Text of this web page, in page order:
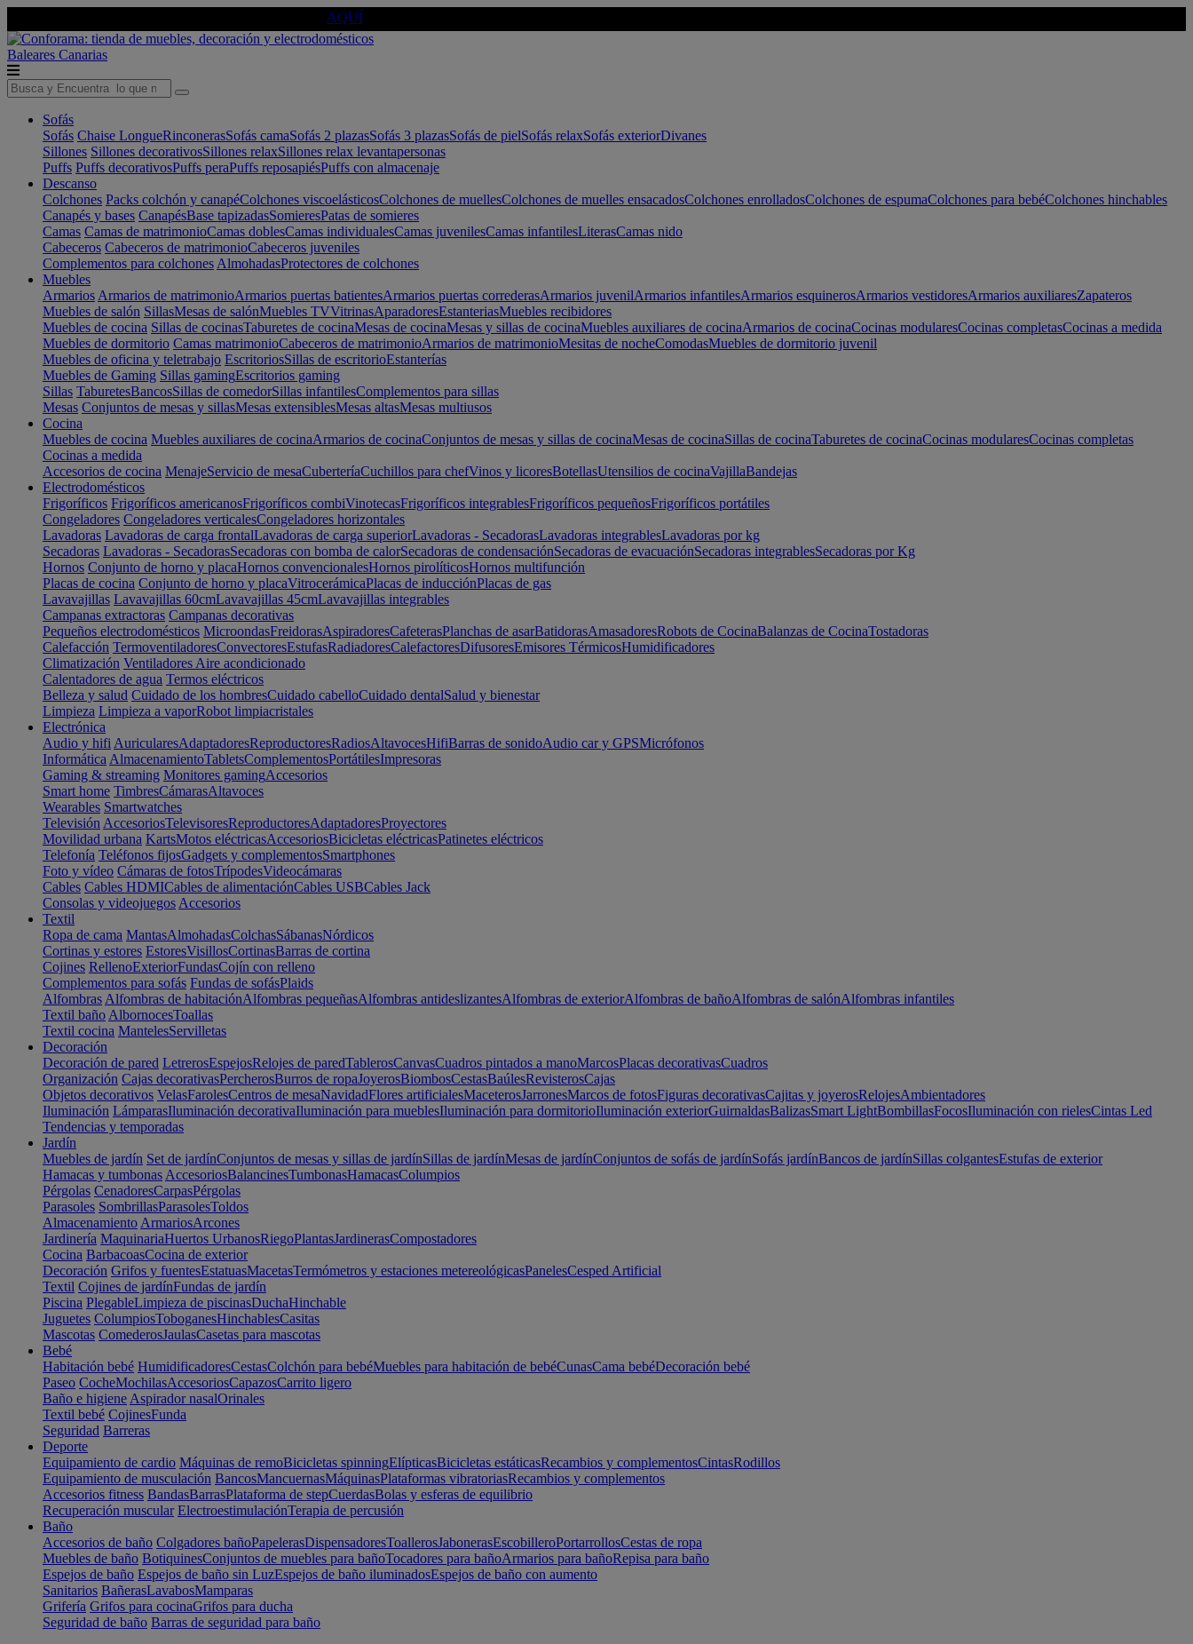
AQUÍ
Baleares Canarias
Sofás
Sofás Chaise LongueRinconerasSofás camaSofás 2 plazasSofás 3 plazasSofás de pielSofás relaxSofás exteriorDivanes
Sillones Sillones decorativosSillones relaxSillones relax levantapersonas
Puffs Puffs decorativosPuffs peraPuffs reposapiésPuffs con almacenaje
Descanso
Colchones Packs colchón y canapéColchones viscoelásticosColchones de muellesColchones de muelles ensacadosColchones enrolladosColchones de espumaColchones para bebéColchones hinchables
Canapés y bases CanapésBase tapizadasSomieresPatas de somieres
Camas Camas de matrimonioCamas doblesCamas individualesCamas juvenilesCamas infantilesLiterasCamas nido
Cabeceros Cabeceros de matrimonioCabeceros juveniles
Complementos para colchones AlmohadasProtectores de colchones
Muebles
Armarios Armarios de matrimonioArmarios puertas batientesArmarios puertas correderasArmarios juvenilArmarios infantilesArmarios esquinerosArmarios vestidoresArmarios auxiliaresZapateros
Muebles de salón SillasMesas de salónMuebles TVVitrinasAparadoresEstanteriasMuebles recibidores
Muebles de cocina Sillas de cocinasTaburetes de cocinaMesas de cocinaMesas y sillas de cocinaMuebles auxiliares de cocinaArmarios de cocinaCocinas modularesCocinas completasCocinas a medida
Muebles de dormitorio Camas matrimonioCabeceros de matrimonioArmarios de matrimonioMesitas de nocheComodasMuebles de dormitorio juvenil
Muebles de oficina y teletrabajo EscritoriosSillas de escritorioEstanterías
Muebles de Gaming Sillas gamingEscritorios gaming
Sillas TaburetesBancosSillas de comedorSillas infantilesComplementos para sillas
Mesas Conjuntos de mesas y sillasMesas extensiblesMesas altasMesas multiusos
Cocina
Muebles de cocina Muebles auxiliares de cocinaArmarios de cocinaConjuntos de mesas y sillas de cocinaMesas de cocinaSillas de cocinaTaburetes de cocinaCocinas modularesCocinas completas
Cocinas a medida
Accesorios de cocina MenajeServicio de mesaCuberteríaCuchillos para chefVinos y licoresBotellasUtensilios de cocinaVajillaBandejas
Electrodomésticos
Frigoríficos Frigoríficos americanosFrigoríficos combiVinotecasFrigoríficos integrablesFrigoríficos pequeñosFrigoríficos portátiles
Congeladores Congeladores verticalesCongeladores horizontales
Lavadoras Lavadoras de carga frontalLavadoras de carga superiorLavadoras - SecadorasLavadoras integrablesLavadoras por kg
Secadoras Lavadoras - SecadorasSecadoras con bomba de calorSecadoras de condensaciónSecadoras de evacuaciónSecadoras integrablesSecadoras por Kg
Hornos Conjunto de horno y placaHornos convencionalesHornos pirolíticosHornos multifunción
Placas de cocina Conjunto de horno y placaVitrocerámicaPlacas de inducciónPlacas de gas
Lavavajillas Lavavajillas 60cmLavavajillas 45cmLavavajillas integrables
Campanas extractoras Campanas decorativas
Pequeños electrodomésticos MicroondasFreidorasAspiradoresCafeterasPlanchas de asarBatidorasAmasadoresRobots de CocinaBalanzas de CocinaTostadoras
Calefacción TermoventiladoresConvectoresEstufasRadiadoresCalefactoresDifusoresEmisores TérmicosHumidificadores
Climatización Ventiladores Aire acondicionado
Calentadores de agua Termos eléctricos
Belleza y salud Cuidado de los hombresCuidado cabelloCuidado dentalSalud y bienestar
Limpieza Limpieza a vaporRobot limpiacristales
Electrónica
Audio y hifi AuricularesAdaptadoresReproductoresRadiosAltavocesHifiBarras de sonidoAudio car y GPSMicrófonos
Informática AlmacenamientoTabletsComplementosPortátilesImpresoras
Gaming & streaming Monitores gamingAccesorios
Smart home TimbresCámarasAltavoces
Wearables Smartwatches
Televisión AccesoriosTelevisoresReproductoresAdaptadoresProyectores
Movilidad urbana KartsMotos eléctricasAccesoriosBicicletas eléctricasPatinetes eléctricos
Telefonía Teléfonos fijosGadgets y complementosSmartphones
Foto y vídeo Cámaras de fotosTrípodesVideocámaras
Cables Cables HDMICables de alimentaciónCables USBCables Jack
Consolas y videojuegos Accesorios
Textil
Ropa de cama MantasAlmohadasColchasSábanasNórdicos
Cortinas y estores EstoresVisillosCortinasBarras de cortina
Cojines RellenoExteriorFundasCojín con relleno
Complementos para sofás Fundas de sofásPlaids
Alfombras Alfombras de habitaciónAlfombras pequeñasAlfombras antideslizantesAlfombras de exteriorAlfombras de bañoAlfombras de salónAlfombras infantiles
Textil baño AlbornocesToallas
Textil cocina MantelesServilletas
Decoración
Decoración de pared LetrerosEspejosRelojes de paredTablerosCanvasCuadros pintados a manoMarcosPlacas decorativasCuadros
Organización Cajas decorativasPercherosBurros de ropaJoyerosBiombosCestasBaúlesRevisterosCajas
Objetos decorativos VelasFarolesCentros de mesaNavidadFlores artificialesMaceterosJarronesMarcos de fotosFiguras decorativasCajitas y joyerosRelojesAmbientadores
Iluminación LámparasIluminación decorativaIluminación para mueblesIluminación para dormitorioIluminación exteriorGuirnaldasBalizasSmart LightBombillasFocosIluminación con rielesCintas Led
Tendencias y temporadas
Jardín
Muebles de jardín Set de jardínConjuntos de mesas y sillas de jardínSillas de jardínMesas de jardínConjuntos de sofás de jardínSofás jardínBancos de jardínSillas colgantesEstufas de exterior
Hamacas y tumbonas AccesoriosBalancinesTumbonasHamacasColumpios
Pérgolas CenadoresCarpasPérgolas
Parasoles SombrillasParasolesToldos
Almacenamiento ArmariosArcones
Jardinería MaquinariaHuertos UrbanosRiegoPlantasJardinerasCompostadores
Cocina BarbacoasCocina de exterior
Decoración Grifos y fuentesEstatuasMacetasTermómetros y estaciones metereológicasPanelesCesped Artificial
Textil Cojines de jardínFundas de jardín
Piscina PlegableLimpieza de piscinasDuchaHinchable
Juguetes ColumpiosToboganesHinchablesCasitas
Mascotas ComederosJaulasCasetas para mascotas
Bebé
Habitación bebé HumidificadoresCestasColchón para bebéMuebles para habitación de bebéCunasCama bebéDecoración bebé
Paseo CocheMochilasAccesoriosCapazosCarrito ligero
Baño e higiene Aspirador nasalOrinales
Textil bebé CojinesFunda
Seguridad Barreras
Deporte
Equipamiento de cardio Máquinas de remoBicicletas spinningElípticasBicicletas estáticasRecambios y complementosCintasRodillos
Equipamiento de musculación BancosMancuernasMáquinasPlataformas vibratoriasRecambios y complementos
Accesorios fitness BandasBarrasPlataforma de stepCuerdasBolas y esferas de equilibrio
Recuperación muscular ElectroestimulaciónTerapia de percusión
Baño
Accesorios de baño Colgadores bañoPapelerasDispensadoresToallerosJabonerasEscobilleroPortarrollosCestas de ropa
Muebles de baño BotiquinesConjuntos de muebles para bañoTocadores para bañoArmarios para bañoRepisa para baño
Espejos de baño Espejos de baño sin LuzEspejos de baño iluminadosEspejos de baño con aumento
Sanitarios BañerasLavabosMamparas
Grifería Grifos para cocinaGrifos para ducha
Seguridad de baño Barras de seguridad para baño